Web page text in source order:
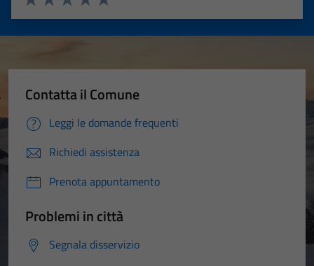
Valuta 5 stelle su 5
Valuta 4 stelle su 5
Valuta 3 stelle su 5
Valuta 2 stelle su 5
Valuta 1 stelle su 5
Contatta il Comune
Leggi le domande frequenti
Richiedi assistenza
Prenota appuntamento
Problemi in città
Segnala disservizio